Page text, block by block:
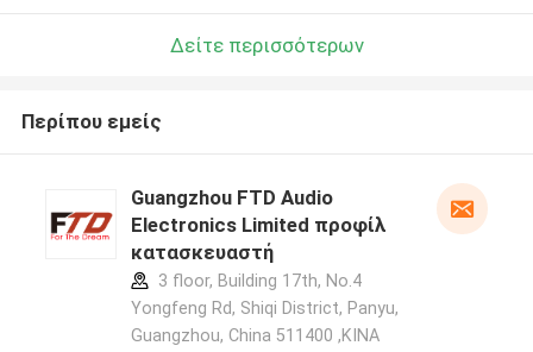
Δείτε περισσότερων
Περίπου εμείς
Guangzhou FTD Audio
Electronics Limited προφίλ
κατασκευαστή
3 floor, Building 17th, No.4
Yongfeng Rd, Shiqi District, Panyu,
Guangzhou, China 511400 ,ΚΙΝΑ